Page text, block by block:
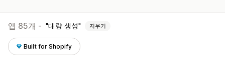
앱 85개 - 대량 생성 지우기
Built for Shopify